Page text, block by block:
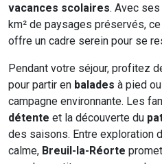
vacances scolaires. Avec
km² de paysages préservés,
offre un cadre serein pour se
Pendant votre séjour, profitez
pour partir en balades à pied
campagne environnante. Les
détente et la découverte du
des saisons. Entre exploration
calme, Breuil-la-Réorte